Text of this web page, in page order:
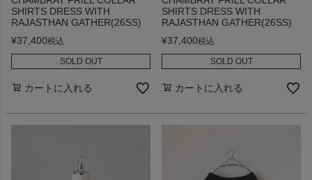
SHIRTS DRESS WITH
RAJASTHAN GATHER(26SS)
¥37,400税込
SOLD OUT
カートに入れる
SHIRTS DRESS WITH
RAJASTHAN GATHER(26SS)
¥37,400税込
SOLD OUT
カートに入れる